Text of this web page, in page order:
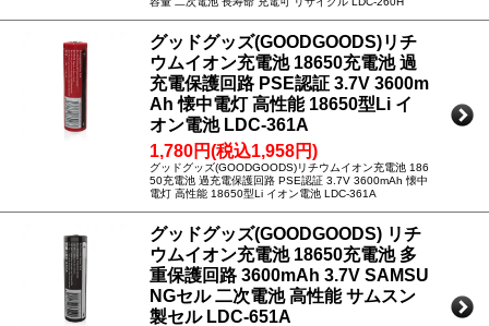
グッドグッズ(GOODGOODS)リチ
ウムイオン充電池 18650充電池 過
充電保護回路 PSE認証 3.7V 3600m
Ah 懐中電灯 高性能 18650型Li イ
オン電池 LDC-361A
1,780円(税込1,958円)
グッドグッズ(GOODGOODS)リチウムイオン充電池 186
50充電池 過充電保護回路 PSE認証 3.7V 3600mAh 懐中
電灯 高性能 18650型Li イオン電池 LDC-361A
グッドグッズ(GOODGOODS) リチ
ウムイオン充電池 18650充電池 多
重保護回路 3600mAh 3.7V SAMSU
NGセル 二次電池 高性能 サムスン
製セル LDC-651A